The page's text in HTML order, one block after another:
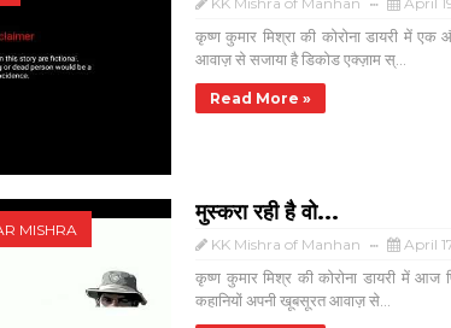
कृष्ण कुमार मिश्रा की कोरोना डायरी में एक
आवाज़ से सजाया है डिकोड एक्ज़ाम स्...
Read More »
MISHRA
मुस्करा रही है वो...
KK Mishra of Manhan April
कृष्ण कुमार मिश्र की कोरोना डायरी में आज
कहानियों अपनी खूबसूरत आवाज़ से...